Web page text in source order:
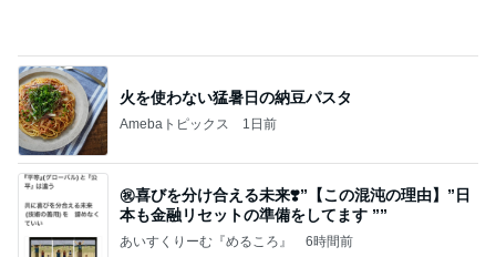
㊗️喜びを分け合える未来❣️”【この混沌の理由】”⽇
本も⾦融リセットの準備をしてます ””
あいすくりーむ『めるころ』
夏休みの昼ごはんにハマった優秀冷食